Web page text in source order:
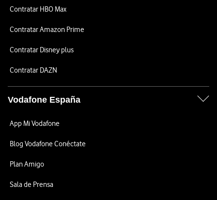
Contratar HBO Max
Contratar Amazon Prime
Contratar Disney plus
Contratar DAZN
Vodafone España
App Mi Vodafone
Blog Vodafone Conéctate
Plan Amigo
Sala de Prensa